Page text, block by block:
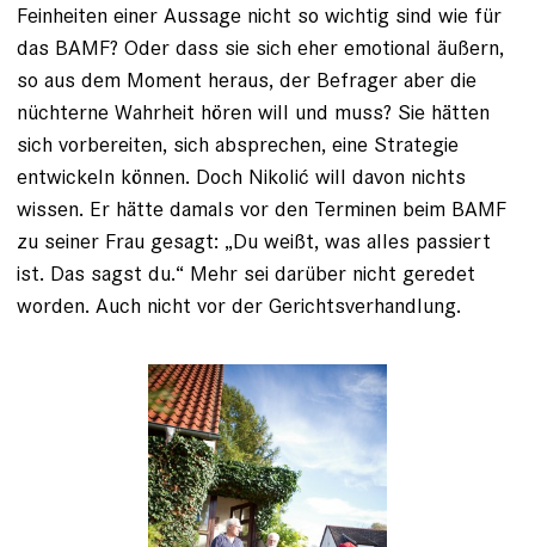
Feinheiten einer Aussage nicht so wichtig sind wie für
das BAMF? Oder dass sie sich eher emotional äußern,
so aus dem Moment heraus, der Befrager aber die
nüchterne Wahrheit hören will und muss? Sie hätten
sich vorbereiten, sich ab­sprechen, eine Strategie
entwickeln können. Doch Nikolić will davon nichts
wissen. Er hätte damals vor den Terminen beim BAMF
zu seiner Frau gesagt: „Du weißt, was alles passiert
ist. Das sagst du.“ Mehr sei darüber nicht geredet
worden. Auch nicht vor der Gerichtsverhandlung.